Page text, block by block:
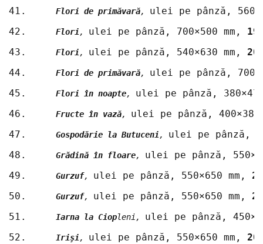
Flori de primăvară, ulei pe pânză,
Flori, ulei pe pânză, 700×500 mm,
Flori, ulei pe pânză, 540×630 mm,
Flori de primăvară, ulei pe pânză,
Flori în noapte, ulei pe pânză,
Fructe în vază, ulei pe pânză,
Gospodărie la Butuceni, ulei pe pânză,
Grădină în floare, ulei pe pânză,
Gurzuf, ulei pe pânză, 550×650 mm,
Gurzuf, ulei pe pânză, 550×650 mm,
Iarna la Ciopleni, ulei pe pânză,
Irişi, ulei pe pânză, 550×650 mm,